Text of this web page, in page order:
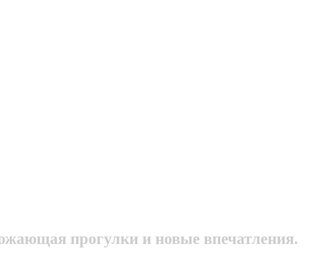
прогулки и новые впечатления.